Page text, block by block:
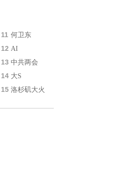
11 何卫东
12 AI
13 中共两会
14 大S
15 洛杉矶大火